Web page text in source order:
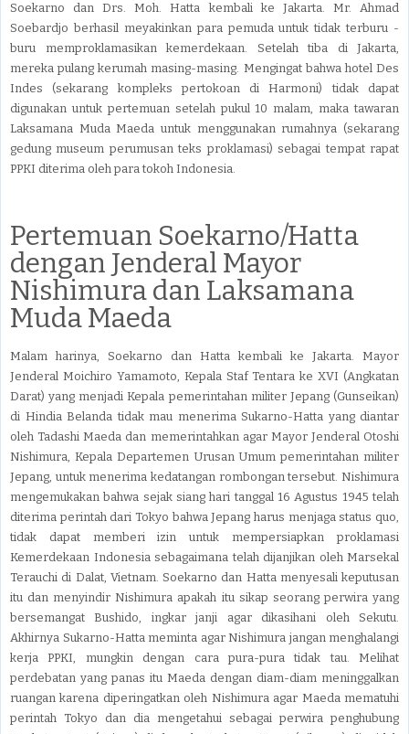
Soekarno dan Drs. Moh. Hatta kembali ke Jakarta. Mr. Ahmad
Soebardjo berhasil meyakinkan para pemuda untuk tidak terburu -
buru memproklamasikan kemerdekaan. Setelah tiba di Jakarta,
mereka pulang kerumah masing-masing. Mengingat bahwa hotel Des
Indes (sekarang kompleks pertokoan di Harmoni) tidak dapat
digunakan untuk pertemuan setelah pukul 10 malam, maka tawaran
Laksamana Muda Maeda untuk menggunakan rumahnya (sekarang
gedung museum perumusan teks proklamasi) sebagai tempat rapat
PPKI diterima oleh para tokoh Indonesia.
Pertemuan Soekarno/Hatta
dengan Jenderal Mayor
Nishimura dan Laksamana
Muda Maeda
Malam harinya, Soekarno dan Hatta kembali ke Jakarta. Mayor
Jenderal Moichiro Yamamoto, Kepala Staf Tentara ke XVI (Angkatan
Darat) yang menjadi Kepala pemerintahan militer Jepang (Gunseikan)
di Hindia Belanda tidak mau menerima Sukarno-Hatta yang diantar
oleh Tadashi Maeda dan memerintahkan agar Mayor Jenderal Otoshi
Nishimura, Kepala Departemen Urusan Umum pemerintahan militer
Jepang, untuk menerima kedatangan rombongan tersebut. Nishimura
mengemukakan bahwa sejak siang hari tanggal 16 Agustus 1945 telah
diterima perintah dari Tokyo bahwa Jepang harus menjaga status quo,
tidak dapat memberi izin untuk mempersiapkan proklamasi
Kemerdekaan Indonesia sebagaimana telah dijanjikan oleh Marsekal
Terauchi di Dalat, Vietnam. Soekarno dan Hatta menyesali keputusan
itu dan menyindir Nishimura apakah itu sikap seorang perwira yang
bersemangat Bushido, ingkar janji agar dikasihani oleh Sekutu.
Akhirnya Sukarno-Hatta meminta agar Nishimura jangan menghalangi
kerja PPKI, mungkin dengan cara pura-pura tidak tau. Melihat
perdebatan yang panas itu Maeda dengan diam-diam meninggalkan
ruangan karena diperingatkan oleh Nishimura agar Maeda mematuhi
perintah Tokyo dan dia mengetahui sebagai perwira penghubung